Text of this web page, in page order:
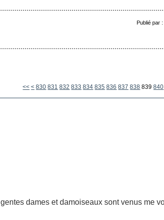
Publié par
<< < 800
810
820
830 831 832 833 834 835 836 837 838 839 840
gentes dames et damoiseaux sont venus me